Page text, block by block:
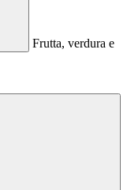
Frutta, verdura e